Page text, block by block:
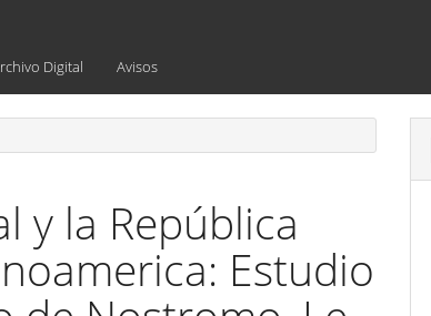
Digital Avisos
y la República
Estudio